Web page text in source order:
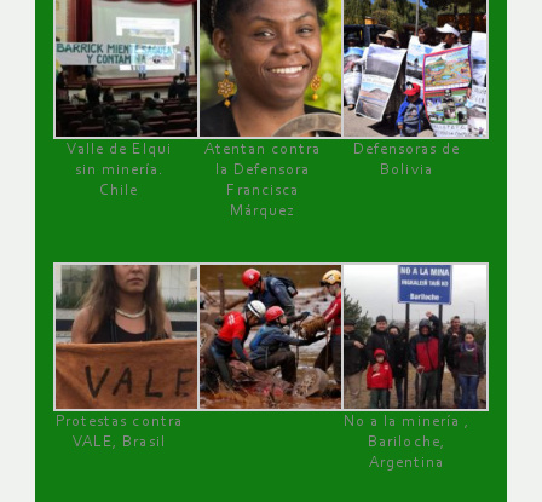
Valle de Elqui
sin minería.
Chile
Atentan contra
la Defensora
Francisca
Márquez
Defensoras de
Bolivia
Protestas contra
VALE, Brasil
No a la minería ,
Bariloche,
Argentina